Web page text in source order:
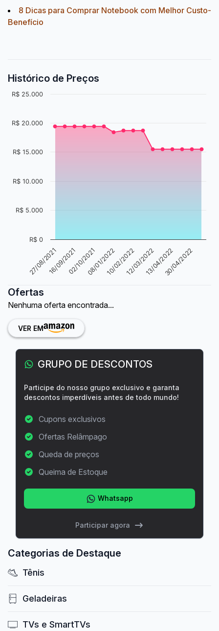
8 Dicas para Comprar Notebook com Melhor Custo-
Benefício
Histórico de Preços
27/08/202116/09/202102/10/202108/01/202210/02/202212/03/202213/04/202230/04/2022
R$ 0
R$ 5.000
R$ 10.000
R$ 15.000
R$ 20.000
R$ 25.000
Ofertas
Nenhuma oferta encontrada...
VER EM
GRUPO DE DESCONTOS
Participe do nosso grupo exclusivo e garanta
descontos imperdíveis antes de todo mundo!
Cupons exclusivos
Ofertas Relâmpago
Queda de preços
Queima de Estoque
Whatsapp
Participar agora
Categorias de Destaque
Tênis
Geladeiras
TVs e SmartTVs